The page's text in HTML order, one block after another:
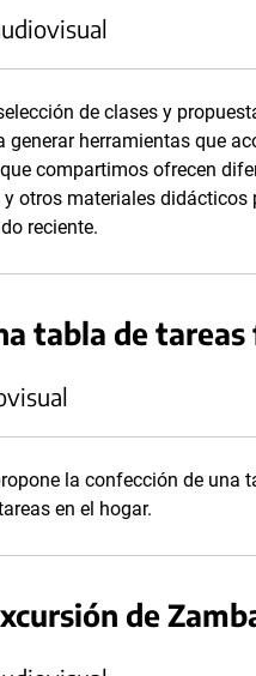
de clases y
generar herramientas que
compartimos ofrecen
otros materiales didácticos
reciente.
tabla de
la confección de una
en el hogar.
de